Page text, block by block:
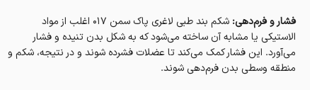
فشار و فرم‌دهی:
شکم بند طبی لاغری پاک سمن 017 اغلب از مواد
الاستیکی یا مشابه آن ساخته می‌شود که به شکل بدن تنیده و فشار
می‌آورد. این فشار کمک می‌کند تا عضلات فشرده شوند و در نتیجه، شکم و
منطقه وسطی بدن فرم‌دهی شوند.